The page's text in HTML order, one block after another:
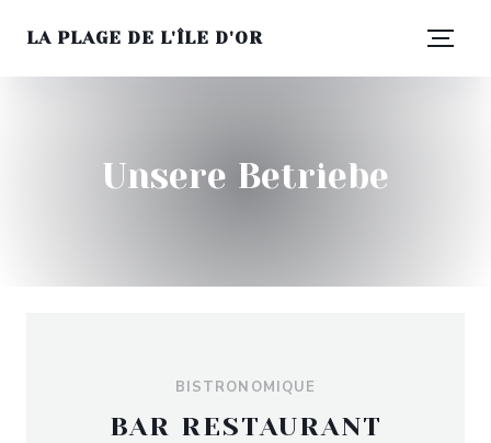
LA PLAGE DE L'ÎLE D'OR
Unsere Betriebe
BISTRONOMIQUE
BAR RESTAURANT